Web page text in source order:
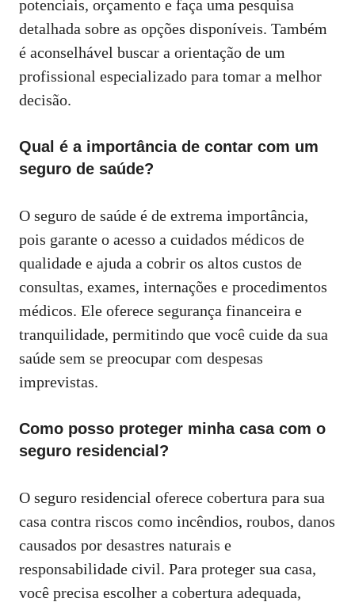
potenciais, orçamento e faça uma pesquisa
detalhada sobre as opções disponíveis. Também
é aconselhável buscar a orientação de um
profissional especializado para tomar a melhor
decisão.
Qual é a importância de contar com um
seguro de saúde?
O seguro de saúde é de extrema importância,
pois garante o acesso a cuidados médicos de
qualidade e ajuda a cobrir os altos custos de
consultas, exames, internações e procedimentos
médicos. Ele oferece segurança financeira e
tranquilidade, permitindo que você cuide da sua
saúde sem se preocupar com despesas
imprevistas.
Como posso proteger minha casa com o
seguro residencial?
O seguro residencial oferece cobertura para sua
casa contra riscos como incêndios, roubos, danos
causados por desastres naturais e
responsabilidade civil. Para proteger sua casa,
você precisa escolher a cobertura adequada,